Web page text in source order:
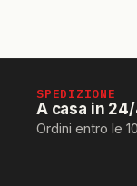
SPEDIZIONE
A casa in
Ordini entro le